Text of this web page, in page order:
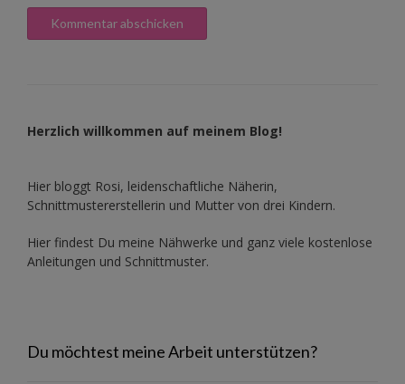
Herzlich willkommen auf meinem Blog!
Hier bloggt Rosi, leidenschaftliche Näherin,
Schnittmustererstellerin und Mutter von drei Kindern.
Hier findest Du meine Nähwerke und ganz viele kostenlose
Anleitungen und Schnittmuster.
Du möchtest meine Arbeit unterstützen?